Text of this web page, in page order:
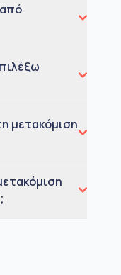
μετακόμιση